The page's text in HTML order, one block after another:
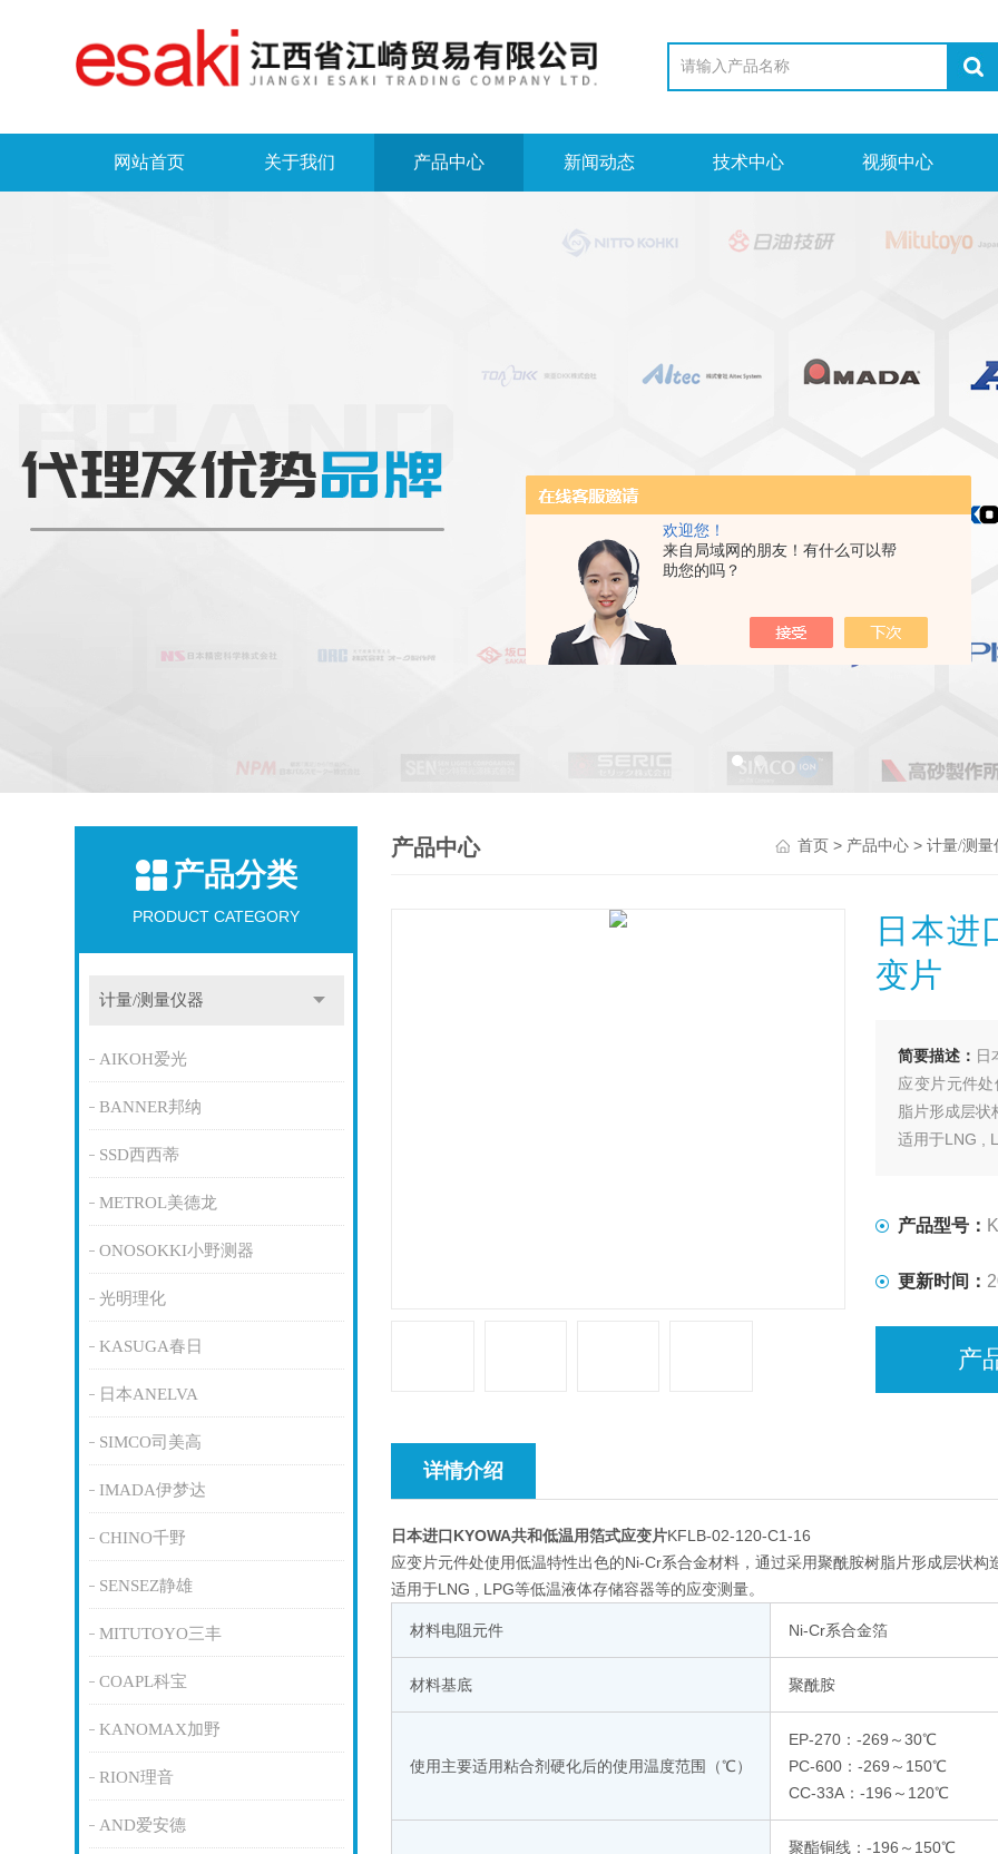
欢迎您！
来自局域网的朋友！有什么可以帮
助您的吗？
网站首页 关于我们 产品中心 新闻动态 技术中心 视频中心
产品分类
PRODUCT CATEGORY
计量/测量仪器
AIKOH爱光
BANNER邦纳
SSD西西蒂
METROL美德龙
ONOSOKKI小野测器
光明理化
KASUGA春日
日本ANELVA
SIMCO司美高
IMADA伊梦达
CHINO千野
SENSEZ静雄
MITUTOYO三丰
COAPL科宝
KANOMAX加野
RION理音
AND爱安德
产品中心 首页> 产品中心> 计量/测量
日本进
变片
简要描述： 日
应变片元件
脂片形成层状
适用于LNG ,
产品型号：
更新时间：
产
详情介绍
日本进口KYOWA共和低温用箔式应变片KFLB-02-120-C1-16
应变片元件处使用低温特性出色的Ni-Cr系合金材料，通过采用聚酰胺树脂片形成层状构
适用于LNG , LPG等低温液体存储容器等的应变测量。
材料电阻元件 Ni-Cr系合金箔
材料基底 聚酰胺
使用主要适用粘合剂硬化后的使用温度范围（℃）
EP-270：-269～30℃
PC-600：-269～150℃
CC-33A：-196～120℃
聚酯铜线：-196～150℃